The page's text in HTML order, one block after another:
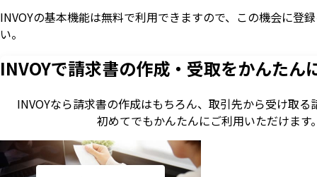
INVOYの基本機能は無料で利用できますので、この機会に登
い。
INVOYで請求書の作成・ 受取をかんたん
INVOYなら請求書の作成はもちろん、 取引先から受け取る
初めてでもかんたんにご利用いただけます